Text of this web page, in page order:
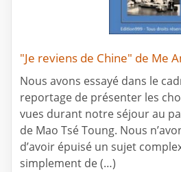
"Je reviens de Chine" de Me
Nous avons essayé dans le
reportage de présenter les
vues durant notre séjour au
de Mao Tsé Toung. Nous
d’avoir épuisé un sujet
simplement de (…)